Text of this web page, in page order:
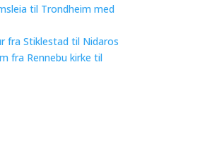
til Trondheim med
fra Stiklestad til Nidaros
fra Rennebu kirke til